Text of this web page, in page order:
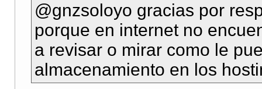
@gnzsoloyo gracias por
porque en internet no
a revisar o mirar como le
almacenamiento en los